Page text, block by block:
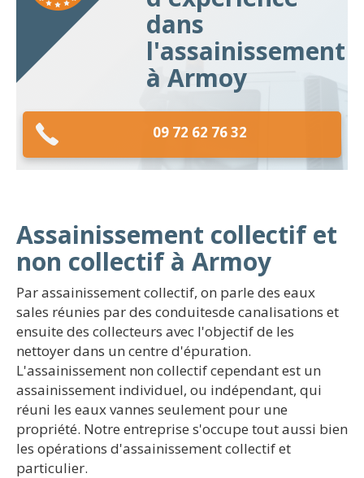
dans
l'assainissement
à Armoy
09 72 62 76 32
Assainissement collectif et
non collectif à Armoy
Par assainissement collectif, on parle des eaux
sales réunies par des conduitesde canalisations et
ensuite des collecteurs avec l'objectif de les
nettoyer dans un centre d'épuration.
L'assainissement non collectif cependant est un
assainissement individuel, ou indépendant, qui
réuni les eaux vannes seulement pour une
propriété. Notre entreprise s'occupe tout aussi bien
les opérations d'assainissement collectif et
particulier.